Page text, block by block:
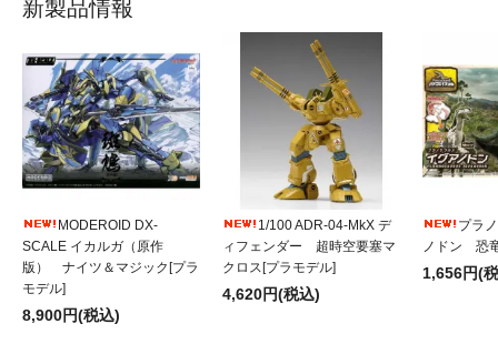
新製品情報
MODEROID DX-
SCALE イカルガ（原作
版） ナイツ＆マジック[プラ
モデル]
8,900円(税込)
1/100 ADR-04-MkX デ
ィフェンダー 超時空要塞マ
クロス[プラモデル]
4,620円(税込)
プラ
ノドン 恐
1,656円(